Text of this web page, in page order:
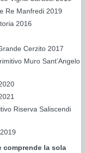
Re Manfredi 2019
2016
Cerzito 2017
Muro Sant’Angelo
Riserva Saliscendi
comprende la sola